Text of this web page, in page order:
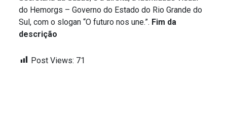
do Hemorgs – Governo do Estado do Rio Grande do
Sul, com o slogan “O futuro nos une.”. Fim da
descrição
Post Views: 71